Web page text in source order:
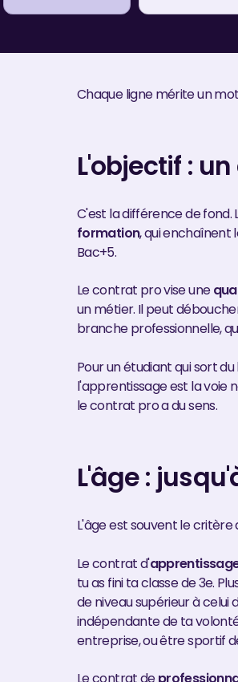
Chaque ligne mérite un
L'objectif :
C'est la différence de fond.
formation, qui enchaînent
Bac+5.
Le contrat pro vise une
un métier. Il peut
branche professionnelle,
Pour un étudiant qui sort
l'apprentissage est la voie
le contrat pro a du sens.
L'âge :
L'âge est souvent le critère
Le contrat d'
tu as fini ta classe de 3e.
de niveau supérieur à
indépendante de ta
entreprise, ou être sportif